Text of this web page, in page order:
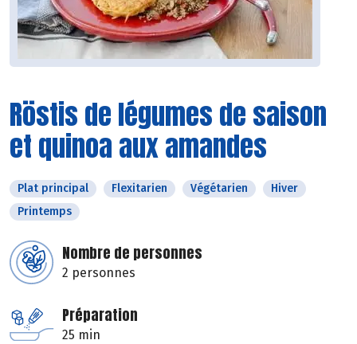
Röstis de légumes de saison
et quinoa aux amandes
Plat principal Flexitarien Végétarien
Hiver
Printemps
Nombre de personnes
2 personnes
Préparation
25 min